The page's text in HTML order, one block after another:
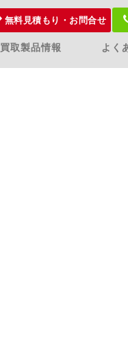
無料見積もり・お問合せ
買取製品情報 よく